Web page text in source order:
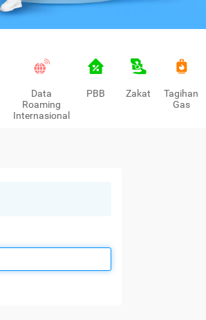
Data
Roaming
Internasional
PBB Zakat
Tagihan
Gas